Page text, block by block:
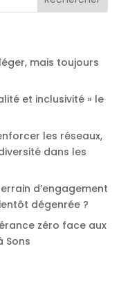
mais toujours
et inclusivité » le
les réseaux,
dans les
d’engagement
dégenrée ?
zéro face aux
Sons